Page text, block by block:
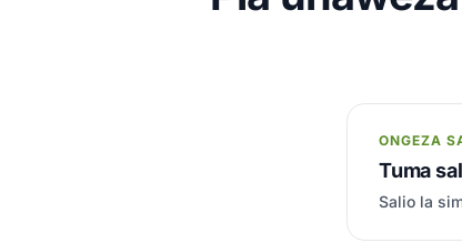
ONGEZA
Tuma
Salio la